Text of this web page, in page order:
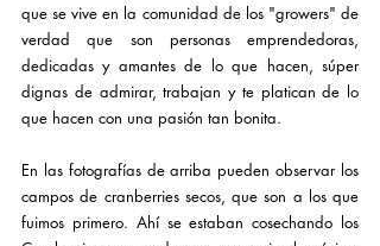
que se vive en la comunidad de los "growers" de
verdad que son personas emprendedoras,
dedicadas y amantes de lo que hacen, súper
dignas de admirar, trabajan y te platican de lo
que hacen con una pasión tan bonita.
En las fotografías de arriba pueden observar los
campos de cranberries secos, que son a los que
fuimos primero. Ahí se estaban cosechando los